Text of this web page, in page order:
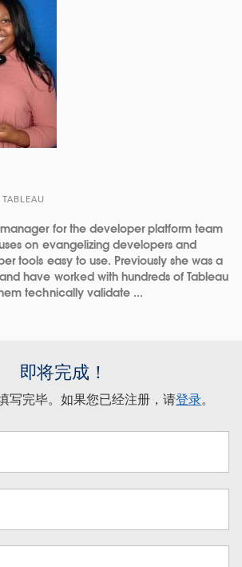
for the developer platform team
on evangelizing developers and
tools easy to use. Previously she was a
have worked with hundreds of Tableau
technically validate ...
即将完成！
写完毕。如果您已经注册，请登录。